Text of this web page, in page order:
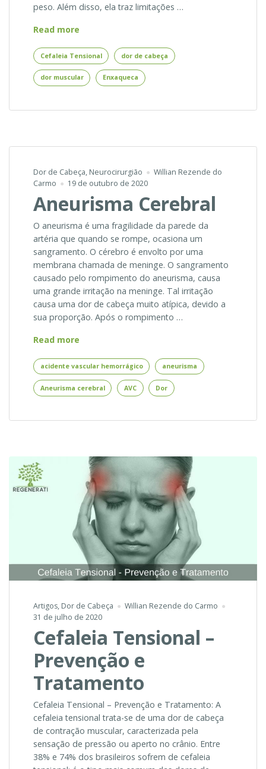
peso. Além disso, ela traz limitações …
Read more
–
O
que
Cefaleia Tensional dor de cabeça
dor muscular Enxaqueca
Dor de Cabeça, Neurocirurgião
Willian Rezende do
Carmo
19 de outubro de 2020
Aneurisma Cerebral
O aneurisma é uma fragilidade da parede da
artéria que quando se rompe, ocasiona um
sangramento. O cérebro é envolto por uma
membrana chamada de meninge. O sangramento
causado pelo rompimento do aneurisma, causa
uma grande irritação na meninge. Tal irritação
causa uma dor de cabeça muito atípica, devido a
sua proporção. Após o rompimento …
Read more
acidente vascular hemorrágico aneurisma
Aneurisma cerebral AVC Dor
Artigos, Dor de Cabeça
Willian Rezende do Carmo
31 de julho de 2020
Cefaleia Tensional –
Prevenção e
Tratamento
Cefaleia Tensional – Prevenção e Tratamento: A
cefaleia tensional trata-se de uma dor de cabeça
de contração muscular, caracterizada pela
sensação de pressão ou aperto no crânio. Entre
38% e 74% dos brasileiros sofrem de cefaleia